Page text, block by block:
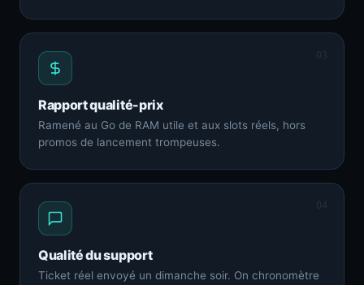
03
Rapport qualité-prix
Ramené au Go de RAM utile et aux slots réels, hors
promos de lancement trompeuses.
04
Qualité du support
Ticket réel envoyé un dimanche soir. On chronomètre